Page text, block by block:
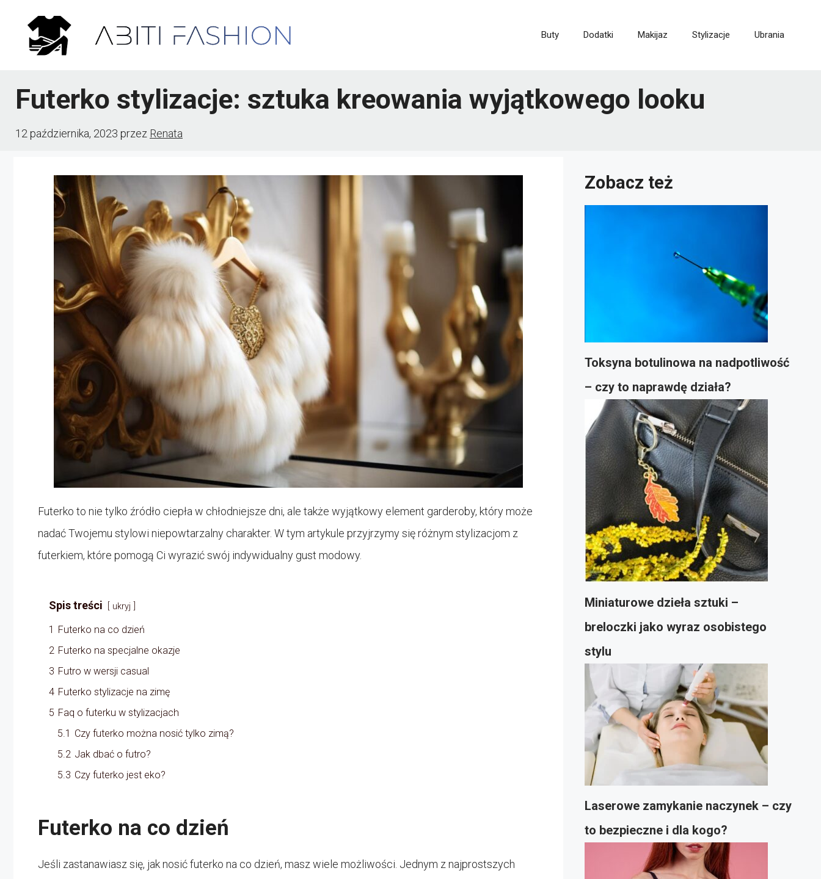
Buty Dodatki Makijaz Stylizacje Ubrania
Futerko stylizacje: sztuka kreowania wyjątkowego looku
12 października, 2023 przez Renata
Futerko to nie tylko źródło ciepła w chłodniejsze dni, ale także wyjątkowy element garderoby, który może
nadać Twojemu stylowi niepowtarzalny charakter. W tym artykule przyjrzymy się różnym stylizacjom z
futerkiem, które pomogą Ci wyrazić swój indywidualny gust modowy.
Spis treści ukryj
1 Futerko na co dzień
2 Futerko na specjalne okazje
3 Futro w wersji casual
4 Futerko stylizacje na zimę
5 Faq o futerku w stylizacjach
5.1 Czy futerko można nosić tylko zimą?
5.2 Jak dbać o futro?
5.3 Czy futerko jest eko?
Futerko na co dzień
Jeśli zastanawiasz się, jak nosić futerko na co dzień, masz wiele możliwości. Jednym z najprostszych
Zobacz też
Toksyna botulinowa na nadpotliwość
– czy to naprawdę działa?
Miniaturowe dzieła sztuki –
breloczki jako wyraz osobistego
stylu
Laserowe zamykanie naczynek – czy
to bezpieczne i dla kogo?